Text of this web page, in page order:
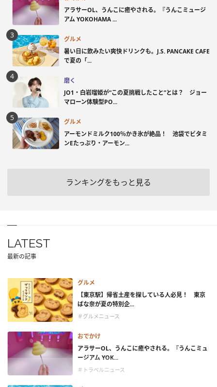
アラサーOL、うんこに癒やされる。『うんこミュージ
アム YOKOHAMA ...
グルメ
暑い日に飲みたい爽快ドリンクも。J.S. PANCAKE CAFE
で夏の「...
磨く
JO1・白岩瑠姫が“この夏挑戦したこと”とは？ ジョー
マローン体験型PO...
グルメ
アーモンドミルク100％かき氷が絶品！ 池袋でビタミ
ンEたっぷり・アーモン...
ランキングをもっと見る
LATEST
最新の記事
グルメ
【東京駅】帰省土産を探している人必見！ 東京
ばな奈が夏の特別企...
＃グルメニュース
おでかけ
アラサーOL、うんこに癒やされる。『うんこミュ
ージアム YOK...
＃トラベルニュース